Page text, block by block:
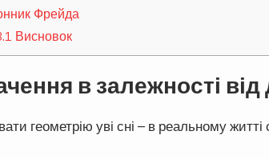
Фрейда
Висновок
в залежності від
геометрію уві сні – в реальному